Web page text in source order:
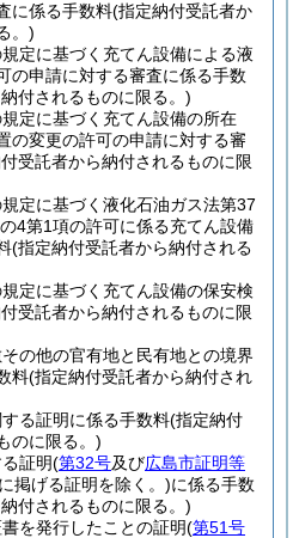
に係る手数料(指定納付受託者か
。)
定に基づく充てん設備による液
の申請に対する審査に係る手数
付されるものに限る。)
定に基づく充てん設備の所在
の変更の許可の申請に対する審
受託者から納付されるものに限
定に基づく液化石油ガス法第37
4第1項の許可に係る充てん設備
(指定納付受託者から納付される
定に基づく充てん設備の保安検
受託者から納付されるものに限
の他の官有地と民有地との境界
料(指定納付受託者から納付され
る証明に係る手数料(指定納付
のに限る。)
証明(第32号及び広島市証明等
に掲げる証明を除く。)に係る手数
付されるものに限る。)
を発行したことの証明(第51号